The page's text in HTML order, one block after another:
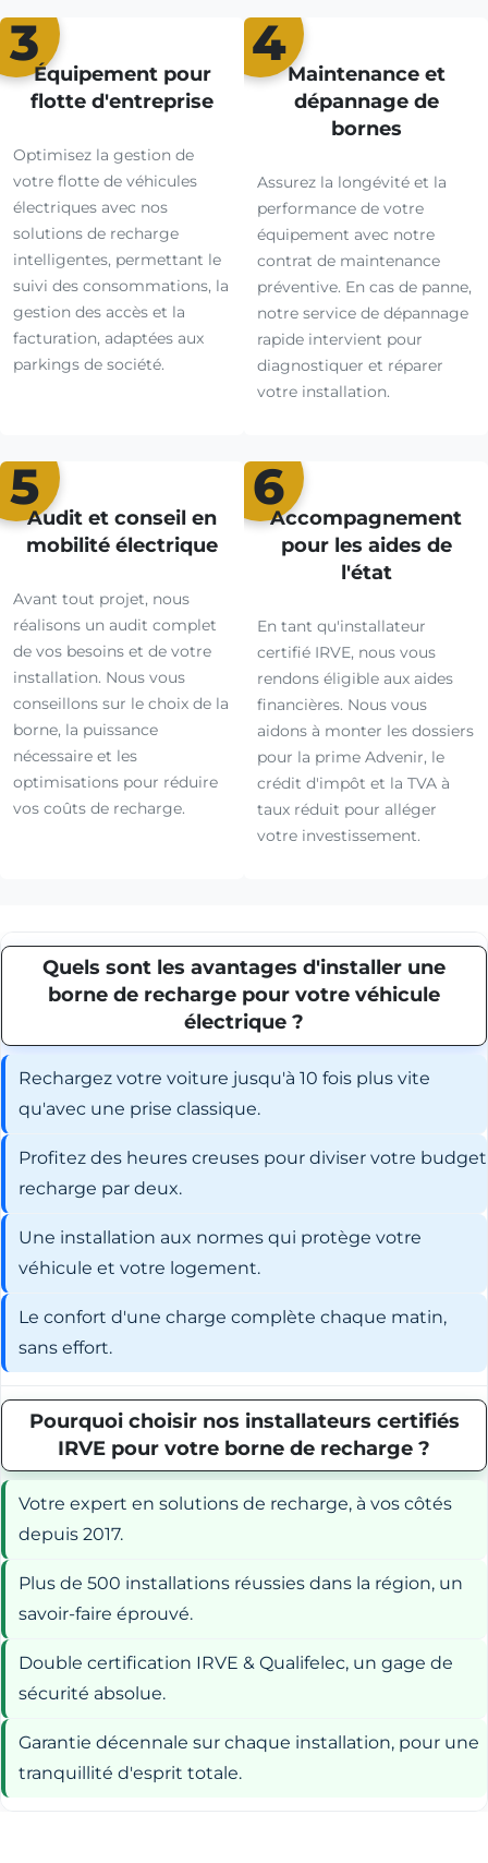
3
Équipement pour
flotte d'entreprise
Optimisez la gestion de
votre flotte de véhicules
électriques avec nos
solutions de recharge
intelligentes, permettant le
suivi des consommations, la
gestion des accès et la
facturation, adaptées aux
parkings de société.
4
Maintenance et
dépannage de
bornes
Assurez la longévité et la
performance de votre
équipement avec notre
contrat de maintenance
préventive. En cas de panne,
notre service de dépannage
rapide intervient pour
diagnostiquer et réparer
votre installation.
5
Audit et conseil en
mobilité électrique
Avant tout projet, nous
réalisons un audit complet
de vos besoins et de votre
installation. Nous vous
conseillons sur le choix de la
borne, la puissance
nécessaire et les
optimisations pour réduire
vos coûts de recharge.
6
Accompagnement
pour les aides de
l'état
En tant qu'installateur
certifié IRVE, nous vous
rendons éligible aux aides
financières. Nous vous
aidons à monter les dossiers
pour la prime Advenir, le
crédit d'impôt et la TVA à
taux réduit pour alléger
votre investissement.
Quels sont les avantages d'installer une
borne de recharge pour votre véhicule
électrique ?
Rechargez votre voiture jusqu'à 10 fois plus vite
qu'avec une prise classique.
Profitez des heures creuses pour diviser votre budget
recharge par deux.
Une installation aux normes qui protège votre
véhicule et votre logement.
Le confort d'une charge complète chaque matin,
sans effort.
Pourquoi choisir nos installateurs certifiés
IRVE pour votre borne de recharge ?
Votre expert en solutions de recharge, à vos côtés
depuis 2017.
Plus de 500 installations réussies dans la région, un
savoir-faire éprouvé.
Double certification IRVE & Qualifelec, un gage de
sécurité absolue.
Garantie décennale sur chaque installation, pour une
tranquillité d'esprit totale.